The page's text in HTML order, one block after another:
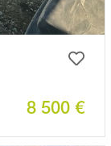
8 500 €